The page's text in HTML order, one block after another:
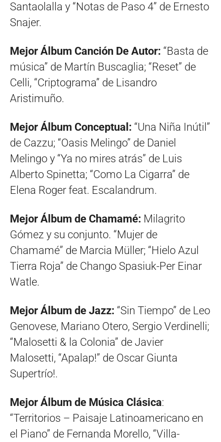
Santaolalla y “Notas de Paso 4” de Ernesto
Snajer.
Mejor Álbum Canción De Autor: “Basta de
música” de Martín Buscaglia; “Reset” de
Celli, “Criptograma” de Lisandro
Aristimuño.
Mejor Álbum Conceptual: “Una Niña Inútil”
de Cazzu; “Oasis Melingo” de Daniel
Melingo y “Ya no mires atrás” de Luis
Alberto Spinetta; “Como La Cigarra” de
Elena Roger feat. Escalandrum.
Mejor Álbum de Chamamé: Milagrito
Gómez y su conjunto. “Mujer de
Chamamé” de Marcia Müller; “Hielo Azul
Tierra Roja” de Chango Spasiuk-Per Einar
Watle.
Mejor Álbum de Jazz: “Sin Tiempo” de Leo
Genovese, Mariano Otero, Sergio Verdinelli;
“Malosetti & la Colonia” de Javier
Malosetti, “Apalap!” de Oscar Giunta
Supertrío!.
Mejor Álbum de Música Clásica:
“Territorios – Paisaje Latinoamericano en
el Piano” de Fernanda Morello, “Villa-